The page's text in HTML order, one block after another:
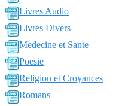
Livres Audio
Livres Divers
Medecine et Sante
Poesie
Religion et Croyances
Romans